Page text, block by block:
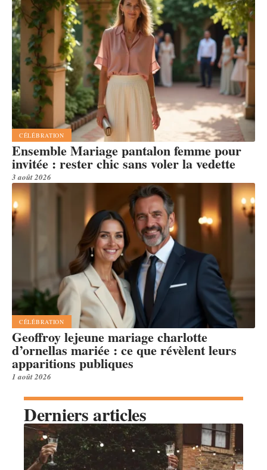
CÉLÉBRATION
Ensemble Mariage pantalon femme pour
invitée : rester chic sans voler la vedette
3 août 2026
CÉLÉBRATION
Geoffroy lejeune mariage charlotte
d’ornellas mariée : ce que révèlent leurs
apparitions publiques
1 août 2026
Derniers articles